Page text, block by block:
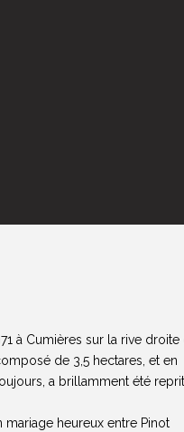
à Cumières sur la rive droite
de 3,5 hectares, et en
a brillamment été
mariage heureux entre Pinot